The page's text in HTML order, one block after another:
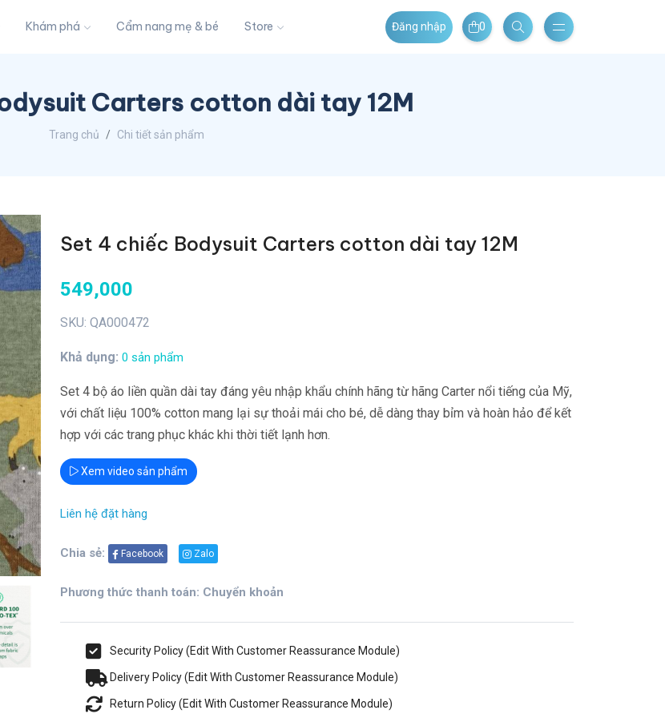
Khám phá Cẩm nang mẹ & bé Store Đăng nhập 0
Carters cotton dài tay 12M
Trang chủ Chi tiết sản phẩm
Set 4 chiếc Bodysuit Carters cotton dài tay 12M
549,000
SKU: QA000472
Khả dụng: 0 sản phẩm
Set 4 bộ áo liền quần dài tay đáng yêu nhập khẩu chính hãng từ hãng Carter nổi tiếng của Mỹ,
với chất liệu 100% cotton mang lại sự thoải mái cho bé, dễ dàng thay bỉm và hoàn hảo để kết
hợp với các trang phục khác khi thời tiết lạnh hơn.
Xem video sản phẩm
Liên hệ đặt hàng
Chia sẻ: Facebook Zalo
Phương thức thanh toán: Chuyển khoản
Security Policy (Edit With Customer Reassurance Module)
Delivery Policy (Edit With Customer Reassurance Module)
Return Policy (Edit With Customer Reassurance Module)